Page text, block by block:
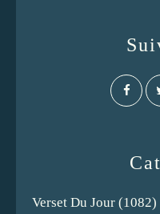
Verset Du Jour (1082)